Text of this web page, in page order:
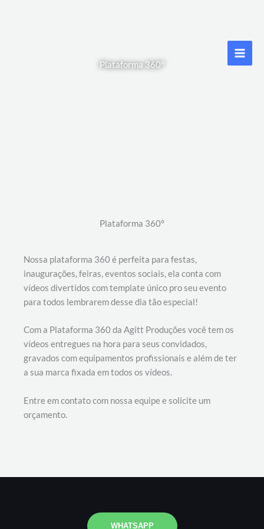
Plataforma 360°
Plataforma 360°
Nossa plataforma 360 é perfeita para festas,
inaugurações, feiras, eventos sociais, ela conta com
vídeos divertidos com template único pro seu evento
para todos lembrarem desse dia tão especial!
Com a Plataforma 360 da Agitt Produções você tem os
vídeos entregues na hora para seus convidados,
gravados com equipamentos profissionais e além de ter
a sua marca fixada em todos os vídeos.
Entre em contato com nossa equipe e solicite um
orçamento.
WHATSAPP